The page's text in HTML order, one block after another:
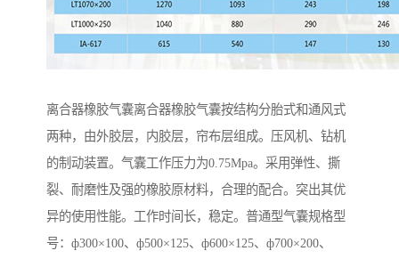
离合器橡胶气囊离合器橡胶气囊按结构分胎式和通风式
两种，由外胶层，内胶层，帘布层组成。压风机、钻机
的制动装置。气囊工作压力为0.75Mpa。采用弹性、撕
裂、耐磨性及强的橡胶原材料，合理的配合。突出其优
异的使用性能。工作时间长，稳定。普通型气囊规格型
号：ф300×100、ф500×125、ф600×125、ф700×200、